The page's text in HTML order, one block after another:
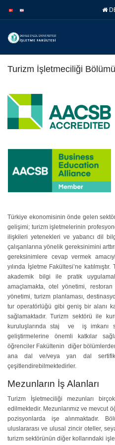
atla
atla
Turizm İşletmeciliği
Türkiye ekonomisinin önde gelen
gelişimi; turizm işletmelerinin
ilişkileri yetenekleri ve yabancı dil
çalışanlarına yönelik gereksinimini
gereksinimlere cevap vermek
yılında İşletme Fakültesi’ne
akademik bilgi ile pratik
amaçlamakta, otel yönetimi,
yönetimi, turizm planlaması,
tur operatörlüğü gibi geniş bir alanı
sağlamaktadır. Turizm sektörü ile
kuruluşlarında staj ve iş imkanı
geliştirmelerine önemli katkılar
öğrenciler Fakültenin diğer
ana dal ve/veya yan dal
çeşitlendirebilmektedirler.
Mezunların İş Alanları
Turizm İşletmeciliği mezunları
edilmektedir. Mezunlarımız ve mevcut
pozisyonlarda işe alınmaktadır.
uluslararası ve ulusal zincir oteller,
turizm sektörünün diğer kollarındaki